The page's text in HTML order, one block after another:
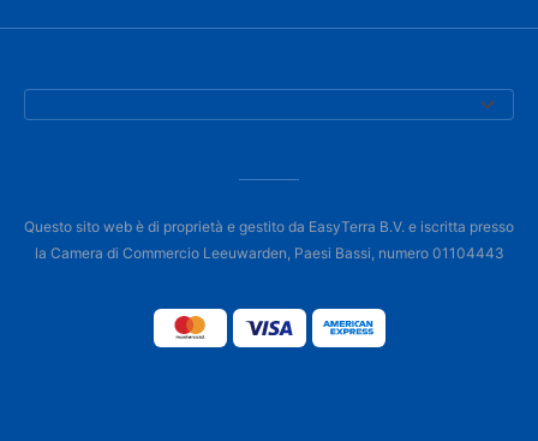
Questo sito web è di proprietà e gestito da EasyTerra B.V. e iscritta presso
la Camera di Commercio Leeuwarden, Paesi Bassi, numero 01104443